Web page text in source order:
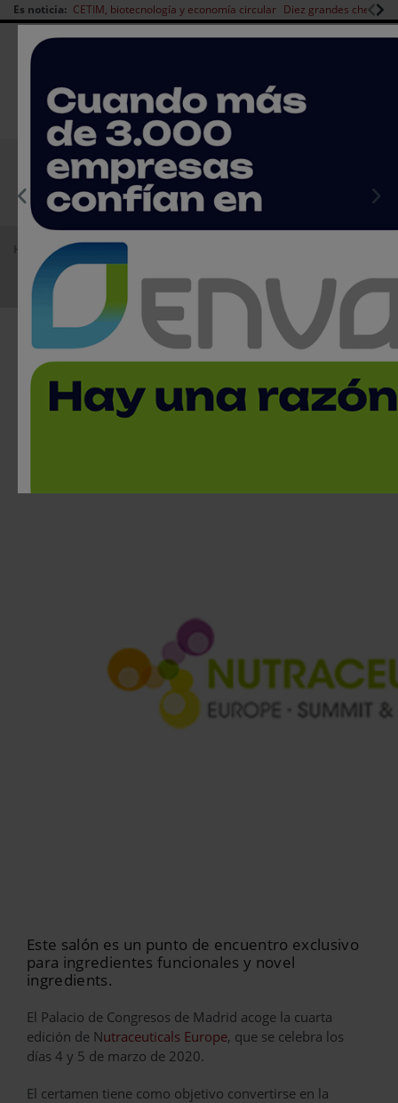
Es noticia: CETIM, biotecnología y economía circular Diez grandes chefs
Redes Sociales
EMPRESAS PREMIUM
Agenda
Nutraceuticals Europe 2020
Este salón es un punto de encuentro exclusivo
para ingredientes funcionales y novel
ingredients.
El Palacio de Congresos de Madrid acoge la cuarta
edición de Nutraceuticals Europe, que se celebra los
días 4 y 5 de marzo de 2020.
El certamen tiene como objetivo convertirse en la